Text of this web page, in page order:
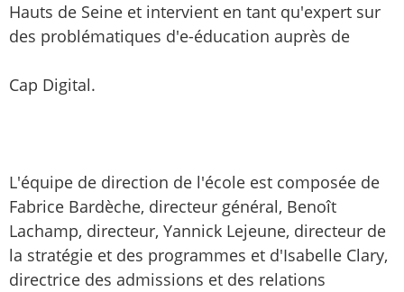
Hauts de Seine et intervient en tant qu'expert sur
des problématiques d'e-éducation auprès de
Cap Digital.
L'équipe de direction de l'école est composée de
Fabrice Bardèche, directeur général, Benoît
Lachamp, directeur, Yannick Lejeune, directeur de
la stratégie et des programmes et d'Isabelle Clary,
directrice des admissions et des relations